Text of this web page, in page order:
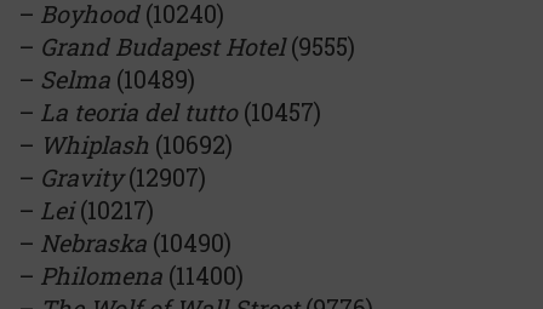
– Boyhood(10240)
– Grand Budapest Hotel(9555)
– Selma (10489)
– La teoria del tutto(10457)
– Whiplash (10692)
– Gravity(12907)
– Lei(10217)
– Nebraska (10490)
– Philomena (11400)